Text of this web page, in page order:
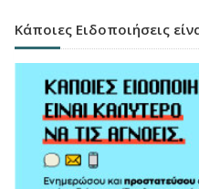
Κάποιες Ειδοποιήσεις